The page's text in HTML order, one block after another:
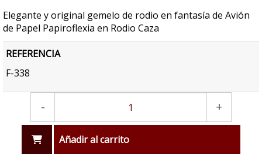
Elegante y original gemelo de rodio en fantasía de Avión
de Papel Papiroflexia en Rodio Caza
REFERENCIA
F-338
- +
Añadir al carrito